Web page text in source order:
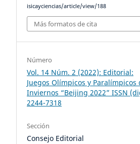
isicayciencias/article/view/188
Más formatos de cita
Número
Vol. 14 Núm. 2 (2022): Editorial:
Juegos Olímpicos y Paralímpicos
Inviernos “Beijing 2022” ISSN
2244-7318
Sección
Consejo Editorial